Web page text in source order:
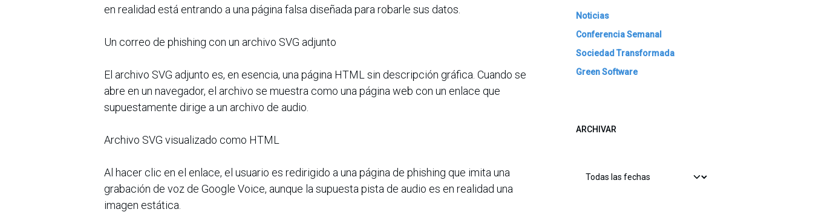
en realidad está entrando a una página falsa diseñada para robarle sus datos.
Un correo de phishing con un archivo SVG adjunto
El archivo SVG adjunto es, en esencia, una página HTML sin descripción gráfica. Cuando se
abre en un navegador, el archivo se muestra como una página web con un enlace que
supuestamente dirige a un archivo de audio.
Archivo SVG visualizado como HTML
Al hacer clic en el enlace, el usuario es redirigido a una página de phishing que imita una
grabación de voz de Google Voice, aunque la supuesta pista de audio es en realidad una
imagen estática.
Noticias
Conferencia Semanal
Sociedad Transformada
Green Software
ARCHIVAR